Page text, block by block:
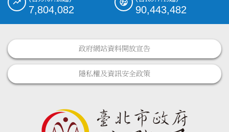
7,804,082 90,443,482
政府網站資料開放宣告
隱私權及資訊安全政策